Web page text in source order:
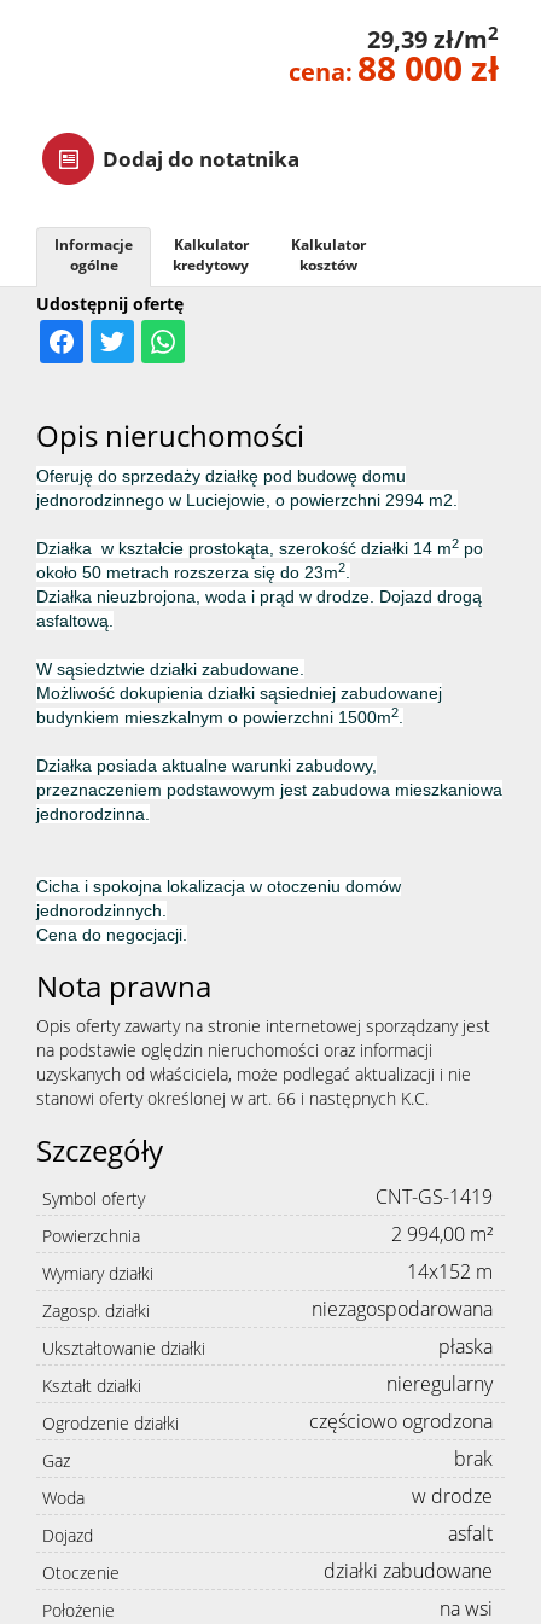
Praca
29,39 zł/m2
cena: 88 000 zł
Dodaj do notatnika
Udostępnij ofertę
Informacje
ogólne
Kalkulator
kredytowy
Kalkulator
kosztów
Opis nieruchomości
Oferuję do sprzedaży działkę pod budowę domu
jednorodzinnego w Luciejowie, o powierzchni 2994 m2.
Działka w kształcie prostokąta, szerokość działki 14 m2 po
około 50 metrach rozszerza się do 23m2.
Działka nieuzbrojona, woda i prąd w drodze. Dojazd drogą
asfaltową.
W sąsiedztwie działki zabudowane.
Możliwość dokupienia działki sąsiedniej zabudowanej
budynkiem mieszkalnym o powierzchni 1500m2.
Działka posiada aktualne warunki zabudowy,
przeznaczeniem podstawowym jest zabudowa mieszkaniowa
jednorodzinna.
Cicha i spokojna lokalizacja w otoczeniu domów
jednorodzinnych.
Cena do negocjacji.
Nota prawna
Opis oferty zawarty na stronie internetowej sporządzany jest
na podstawie oględzin nieruchomości oraz informacji
uzyskanych od właściciela, może podlegać aktualizacji i nie
stanowi oferty określonej w art. 66 i następnych K.C.
Szczegóły
Symbol oferty CNT-GS-1419
Powierzchnia 2 994,00 m²
Wymiary działki 14x152 m
Zagosp. działki niezagospodarowana
Ukształtowanie działki płaska
Kształt działki nieregularny
Ogrodzenie działki częściowo ogrodzona
Gaz brak
Woda w drodze
Dojazd asfalt
Otoczenie działki zabudowane
Położenie na wsi